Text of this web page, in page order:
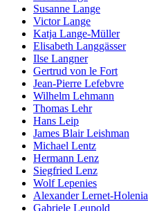
Susanne Lange
Victor Lange
Katja Lange-Müller
Elisabeth Langgässer
Ilse Langner
Gertrud von le Fort
Jean-Pierre Lefebvre
Wilhelm Lehmann
Thomas Lehr
Hans Leip
James Blair Leishman
Michael Lentz
Hermann Lenz
Siegfried Lenz
Wolf Lepenies
Alexander Lernet-Holenia
Gabriele Leupold